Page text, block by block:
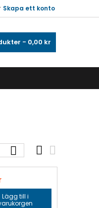
Skapa ett konto
- 0,00 kr
  
Lägg till i